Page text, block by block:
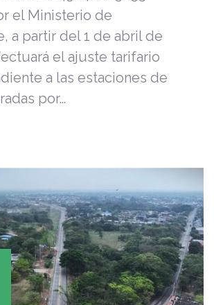
el Ministerio de
a partir del 1 de abril de
el ajuste tarifario
a las estaciones de
por…